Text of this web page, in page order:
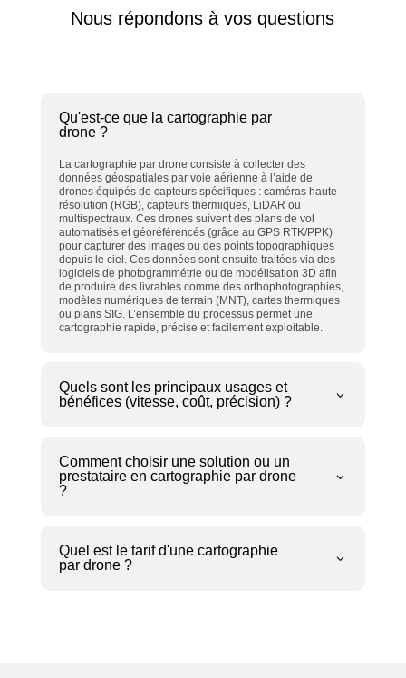
Nous répondons à vos questions
Qu'est-ce que la cartographie par
drone ?
La cartographie par drone consiste à collecter des
données géospatiales par voie aérienne à l’aide de
drones équipés de capteurs spécifiques : caméras haute
résolution (RGB), capteurs thermiques, LiDAR ou
multispectraux. Ces drones suivent des plans de vol
automatisés et géoréférencés (grâce au GPS RTK/PPK)
pour capturer des images ou des points topographiques
depuis le ciel. Ces données sont ensuite traitées via des
logiciels de photogrammétrie ou de modélisation 3D afin
de produire des livrables comme des orthophotographies,
modèles numériques de terrain (MNT), cartes thermiques
ou plans SIG. L’ensemble du processus permet une
cartographie rapide, précise et facilement exploitable.
Quels sont les principaux usages et
bénéfices (vitesse, coût, précision) ?
Comment choisir une solution ou un
prestataire en cartographie par drone
?
Quel est le tarif d'une cartographie
par drone ?